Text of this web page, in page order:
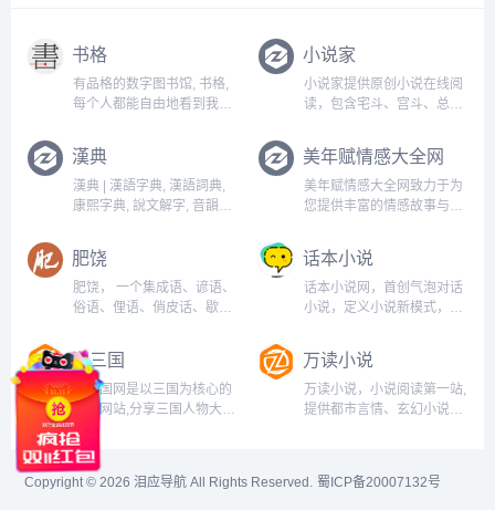
书格
有品格的数字图书馆, 书格,
每个人都能自由地看到我们
小说家
小说家提供原创小说在线阅
读，包含宅斗、宫斗、总
作品的在线阅读...
漢典
漢典 | 漢語字典, 漢語詞典,
康熙字典, 說文解字, 音韻方
美年赋情感大全网
美年赋情感大全网致力于为
您提供丰富的情感故事与实
媳关系等情感问题，帮助您
理解爱情的复杂性与分手后
的情感修复。无论是伤感日
志还是情感故事，我们都希
肥饶
肥饶， 一个集成语、谚语、
俗语、俚语、俏皮话、歇后
而谋学业之进，不爱珍器重
宝肥饶之地，以致天下好学
之士，齐心合力，相互扶
持，共同进步。...
话本小说
话本小说网，首创气泡对话
小说，定义小说新模式，读
趣！言情小说、玄幻小说、
都市小说、同人小说、校园
小说、鬼故事等应有尽有。
高品质移动创作社区，手机
潮三国
潮三国网是以三国为核心的
资讯网站,分享三国人物大
全,三国著名的战役,三国历
史故事等有关于三国的百科
类网站，为读者提供的详细
而全面的三国知识阅读平
万读小说
万读小说，小说阅读第一站,
提供都市言情、玄幻小说、
新,页面简洁,访问速度快。...
Copyright © 2026 泪应导航 All Rights Reserved. 蜀ICP备20007132号